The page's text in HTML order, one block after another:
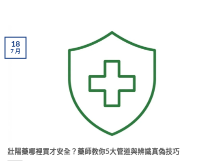
壯陽藥哪裡買才安全？藥師教你5大管道與辨識真偽技巧
18
7月